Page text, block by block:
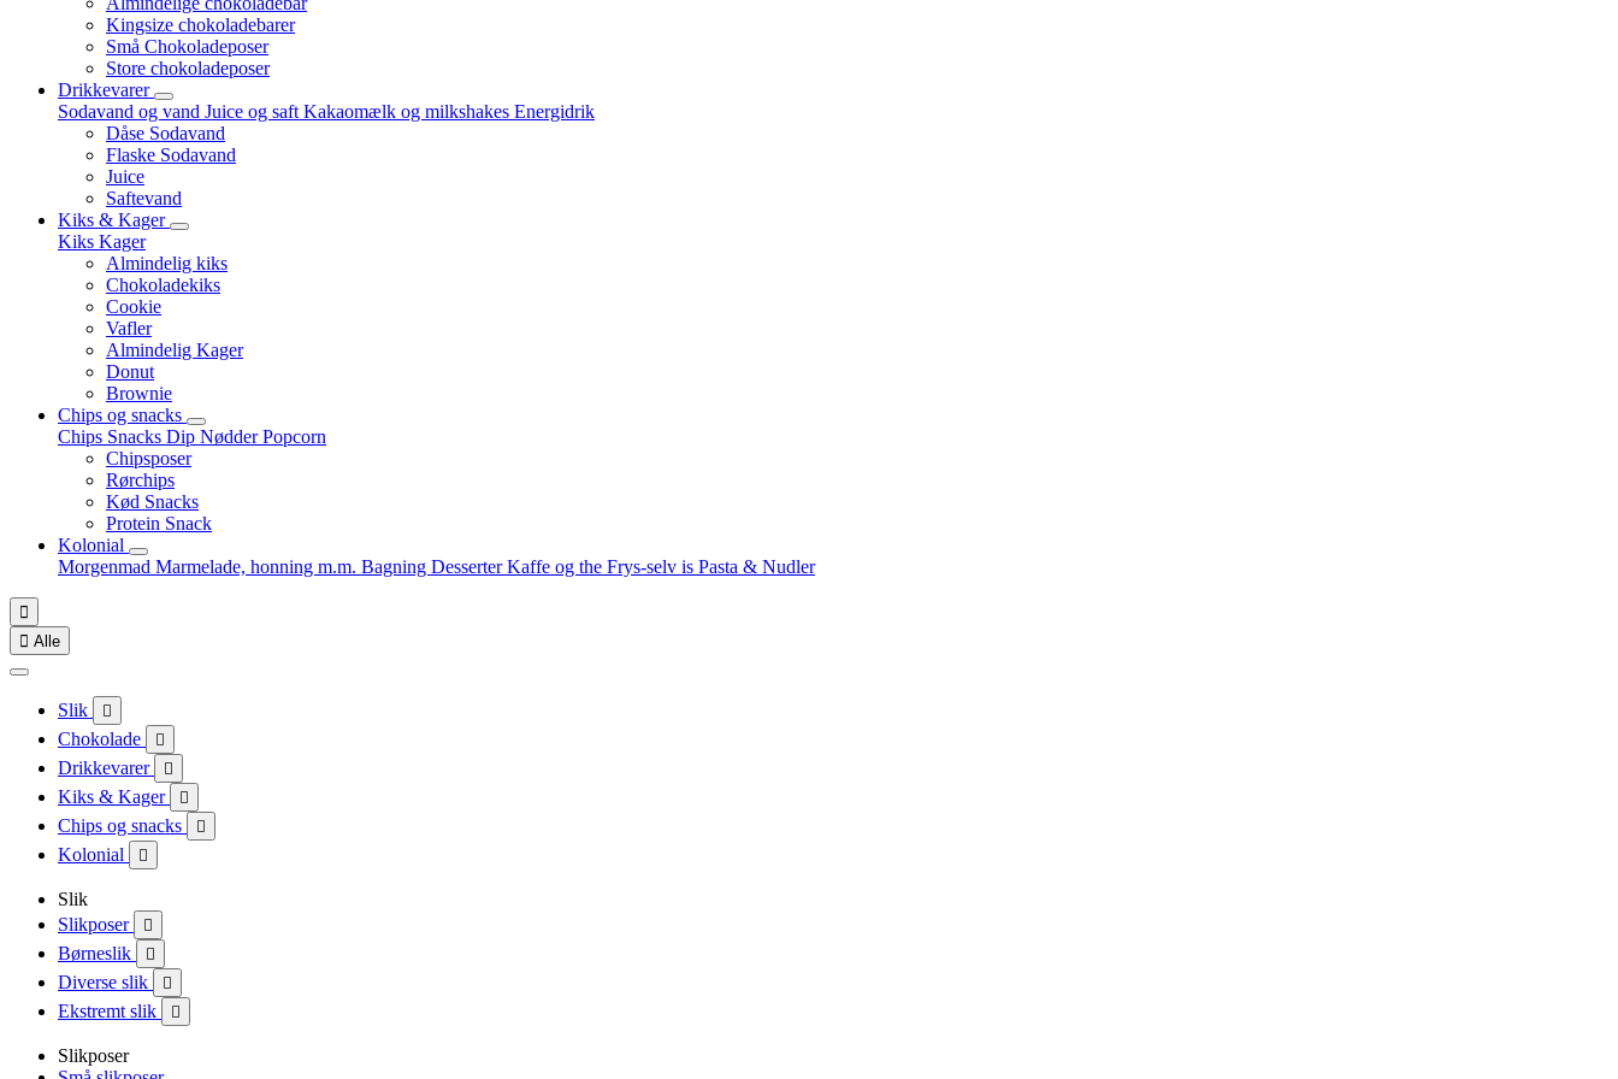
Kingsize chokoladebarer
Små Chokoladeposer
Store chokoladeposer
Drikkevarer
Sodavand og vand Juice og saft Kakaomælk og milkshakes Energidrik
Dåse Sodavand
Flaske Sodavand
Juice
Saftevand
Kiks & Kager
Kiks Kager
Almindelig kiks
Chokoladekiks
Cookie
Vafler
Almindelig Kager
Donut
Brownie
Chips og snacks
Chips Snacks Dip NødderPopcorn
Chipsposer
Rørchips
Kød Snacks
Protein Snack
Kolonial
Morgenmad Marmelade, honning m.m. Bagning DesserterKaffe og the Frys-selv is Pasta & Nudler

 Alle
Slik 
Chokolade 
Drikkevarer 
Kiks & Kager 
Chips og snacks 
Kolonial 
Slik
Slikposer

Børneslik 
Diverse slik 
Ekstremt slik 
Slikposer